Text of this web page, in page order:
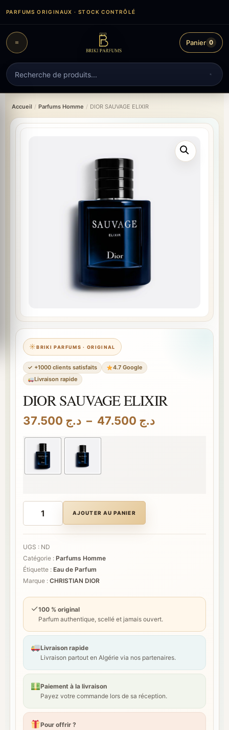
contenu
PARFUMS ORIGINAUX · STOCK CONTRÔLÉ
Recherche
de
produits
Panier 0
Accueil / Parfums Homme / DIOR SAUVAGE ELIXIR
BRIKI PARFUMS · ORIGINAL
✓ +1000 clients satisfaits
4.7 Google
Livraison rapide
DIOR SAUVAGE ELIXIR
د.ج – د.جPlage
quantité
ELIXIR
AJOUTER AU PANIER
UGS : ND
Catégorie : Parfums Homme
Étiquette : Eau de Parfum
Marque : CHRISTIAN DIOR
✓100 % original
Parfum authentique, scellé et jamais ouvert.
Livraison rapide
Livraison partout en Algérie via nos partenaires.
Paiement à la livraison
Payez votre commande lors de sa réception.
Pour offrir ?